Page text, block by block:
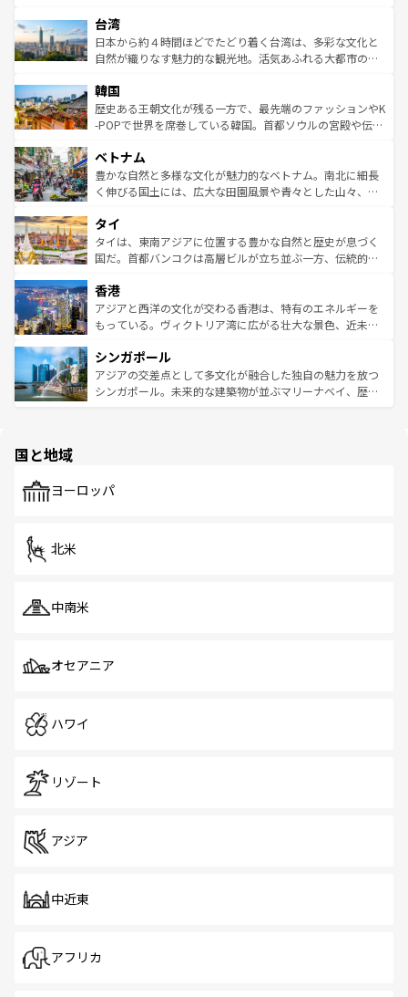
情報は
人々、おいしいローカルフードやハワイアンミュージッ
ク、伝統的なフラダンスなど、すべてがハワイの魅力を彩
っている。訪れるたびに新しい発見と感動が待っているハ
はコンテンツ一覧
リアリーフや大陸中央部にそびえるウルル（エアーズロッ
ク）、タスマニアの美しい原生林やケアンズの熱帯雨林な
ど、見どころがたくさん。また、カフェやワイン、オージ
いる。アクティビティも充実しており、サーフィンやダイ
ビング、ハイキングなど、アウトドア好きにはたまらな
い。オーストラリアの多彩な魅力を存分に味わいつくそ
参照してほしい。
台湾
日本から約４時間ほどでたどり着く台湾は、多彩な文化と
自然が織りなす魅力的な観光地。活気あふれる大都市の台
ン）、静ひつな山岳地帯である台湾東部など、都市の喧騒
と山間の静けさが共存しており、訪れる人に新しい発見と
驚きをもたらしてくれる。また、奥深い台湾の食文化も魅
容にもいいと評判のスイーツなど、バラエティ豊かな料理
が味わえる。 なお、新着の台湾情報は コンテンツ一覧を参
照してほしい。
韓国
歴史ある王朝文化が残る一方で、最先端のファッションやK
-POPで世界を席巻している韓国。首都ソウルの宮殿や伝統
き、地方に足を延ばせば四季折々の自然美を楽しむことが
できる。そして、キムチや焼肉、絶品のストリートフード
まで、さまざまな韓国料理が待っている。夜には、韓国な
リティに包まれながら、韓国の多彩な魅力を心ゆくまで味
わってみてほしい。 なお、新着の韓国情報はコンテンツ一
覧を参照してほしい。
ベトナム
豊かな自然と多様な文化が魅力的なベトナム。南北に細長
く伸びる国土には、広大な田園風景や青々とした山々、世
急速な発展と共に伝統が息づく。ハノイの古い町並みやホ
ーチミン市のフランス統治時代の建物も、独特の雰囲気を
醸し出している。また、バラエティの豊かさとおいしさで
とつ。フォーやバインミー、ベトナムコーヒーなどは、ぜ
ひ現地で味わいたい。どの地域を訪れてもあたたかい人々
が旅行者を迎えてくれるので、きっと忘れられない旅にな
参照してほしい。
タイ
タイは、東南アジアに位置する豊かな自然と歴史が息づく
国だ。首都バンコクは高層ビルが立ち並ぶ一方、伝統的な
の活気が交差している。北部ではチェンマイなどの山岳地
帯で自然と触れ合い、南部ではプーケットやクラビの美し
いビーチでリゾート気分を楽しむことができる。タイ料理
激する。気候は一年中温暖で、どの季節にも異なる楽しみ
が待っている。親しみやすいタイの人々、仏教を中心とし
た文化、そして多様な観光資源が、訪れる旅人を魅了し続
香港
アジアと西洋の文化が交わる香港は、特有のエネルギーを
もっている。ヴィクトリア湾に広がる壮大な景色、近未来
み、どこを訪れても感動するはず。観光スポットが密集し
ており、効率よく見どころを回れるのも魅力。息をのむよ
うな絶景から文化的な体験まで、香港を存分に楽しみ尽く
シンガポール
アジアの交差点として多文化が融合した独自の魅力を放つ
シンガポール。未来的な建築物が並ぶマリーナベイ、歴史
で、ホーカーズは地元の風情を楽しめる外せないスポット
国と地域
ヨーロッパ
北米
中南米
オセアニア
ハワイ
リゾート
アジア
中近東
アフリカ